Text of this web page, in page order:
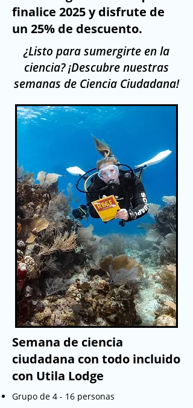
finalice 2025 y disfrute de
un 25% de descuento.
¿Listo para sumergirte en la
ciencia? ¡Descubre nuestras
semanas de Ciencia Ciudadana!
Semana de ciencia
ciudadana con todo incluido
con Utila Lodge
Grupo de 4 - 16 personas